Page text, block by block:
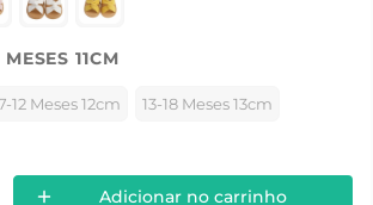
11CM
12 Meses 12cm 13-18 Meses 13cm
Adicionar no carrinho